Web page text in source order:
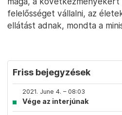
felelősséget vállalni, az
ellátást adnak, mondta a
Friss bejegyzések
2021. June 4. – 08:03
Vége az interjúnak